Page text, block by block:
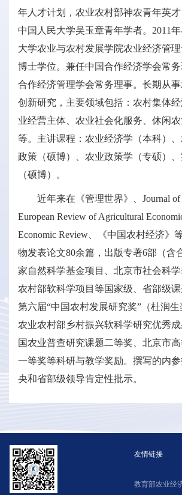
年人才计划，农业农村部神农青年英
中国人民大学吴玉章青年学者。2011
大学农业与农村发展学院农业经济管
博士学位。兼任中国合作经济学会常
合作经济管理学会常务理事。长期从
创新研究，主要领域包括：农村集体
业经营主体、农业社会化服务、休闲
等。主讲课程：农业经济学（本科）
政策（硕博）、农业政策学（专硕）
（硕博）。
近年来在《管理世界》、Journal of
European Review of Agricultural
Economic Review、《中国农村经济》
物发表论文80余篇，出版专著6部（含
家自然科学基金项目、北京市社会科
农村部软科学项目等国家级、省部级
第六届“中国农村发展研究奖”（杜润
农业农村部乡村振兴软科学研究优秀
国农业普查研究课题二等奖、北京市
一等奖等科研与教学奖励。撰写的内
央和省部级领导肯定性批示。
友情链接
学院网络教学系统 教育部农业经